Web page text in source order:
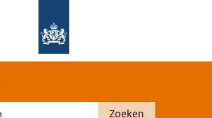
Zoeken